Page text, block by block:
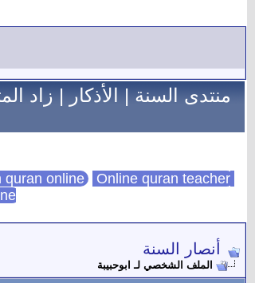
منتدى السنة|الأذكار|زاد
quran online Online quran teacher
أنصار السنة
الملف الشخصي لـ ابوحبيبة